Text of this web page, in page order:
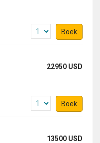
Boek
22950 USD
Boek
13500 USD